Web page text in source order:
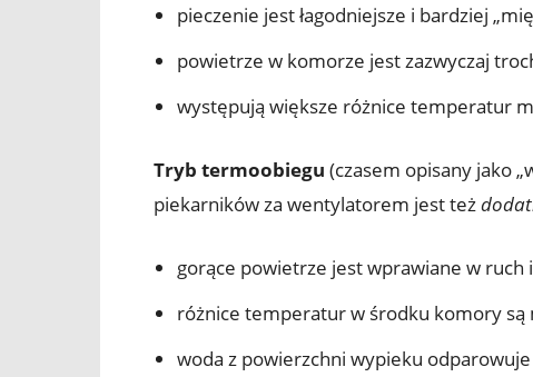
pieczenie jest łagodniejsze i bardziej
powietrze w komorze jest zazwyczaj
występują większe różnice temperatur
Tryb termoobiegu (czasem opisany jako
piekarników za wentylatorem jest też
gorące powietrze jest wprawiane w ruch
różnice temperatur w środku komory
woda z powierzchni wypieku